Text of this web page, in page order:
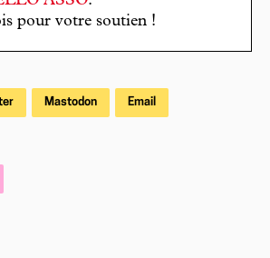
pour votre soutien !
Mastodon Email